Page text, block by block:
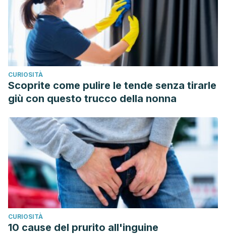
Aras B, Kalfazade N, Tuğcu V, Kemahli E, Ozbay B, Polat
H, Taşçi AI., “Can
lemonjuice be an alternative to
potassium citrate in the treatment of urinary calcium stones
in patients with hypocitraturia? A prospective randomized
study”,Urol Res.2008 Dec;36(6):313-7.
CURIOSITÀ
Scoprite come pulire le tende senza tirarle
giù con questo trucco della nonna
CURIOSITÀ
10 cause del prurito all'inguine